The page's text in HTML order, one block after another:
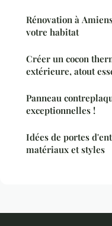
Rénovation à
votre habitat
Créer un cocon
extérieure, atout
Panneau
exceptionnelles !
Idées de portes
matériaux et styles